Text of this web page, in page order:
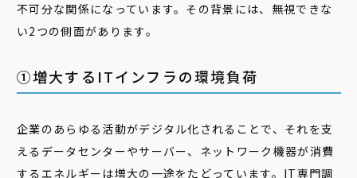
不可分な関係になっています。その背景には、無視できな
い2つの側面があります。
①増大するITインフラの環境負荷
企業のあらゆる活動がデジタル化されることで、それを支
えるデータセンターやサーバー、ネットワーク機器が消費
するエネルギーは増大の一途をたどっています。IT専門調